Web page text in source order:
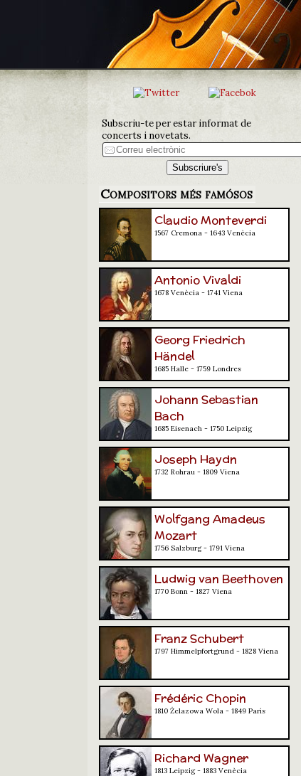
Subscriu-te per estar informat de
concerts i novetats.
Compositors més famósos
Claudio Monteverdi
1567 Cremona - 1643 Venècia
Antonio Vivaldi
1678 Venècia - 1741 Viena
Georg Friedrich
Händel
1685 Halle - 1759 Londres
Johann Sebastian
Bach
1685 Eisenach - 1750 Leipzig
Joseph Haydn
1732 Rohrau - 1809 Viena
Wolfgang Amadeus
Mozart
1756 Salzburg - 1791 Viena
Ludwig van Beethoven
1770 Bonn - 1827 Viena
Franz Schubert
1797 Himmelpfortgrund - 1828 Viena
Frédéric Chopin
1810 Żelazowa Wola - 1849 París
Richard Wagner
1813 Leipzig - 1883 Venècia